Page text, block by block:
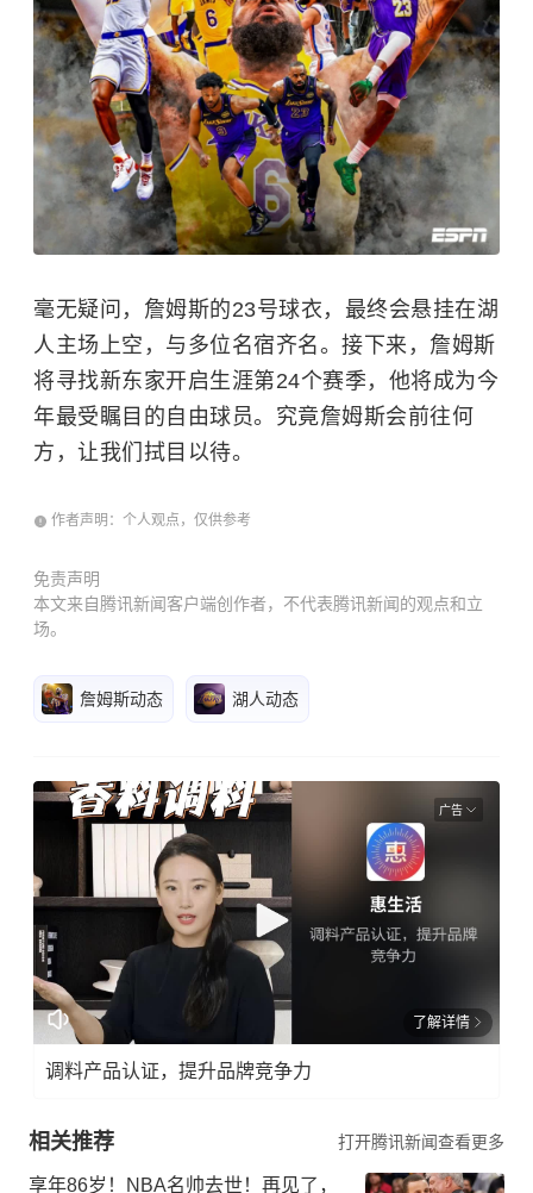
毫无疑问，詹姆斯的23号球衣，最终会悬挂在湖
人主场上空，与多位名宿齐名。接下来，詹姆斯
将寻找新东家开启生涯第24个赛季，他将成为今
年最受瞩目的自由球员。究竟詹姆斯会前往何
方，让我们拭目以待。
作者声明：个人观点，仅供参考
免责声明
本文来自腾讯新闻客户端创作者，不代表腾讯新闻的观点和立
场。
詹姆斯动态 湖人动态
广告
了解详情
调料产品认证，提升品牌竞争力
相关推荐 打开腾讯新闻查看更多
享年86岁！NBA名帅去世！再见了，